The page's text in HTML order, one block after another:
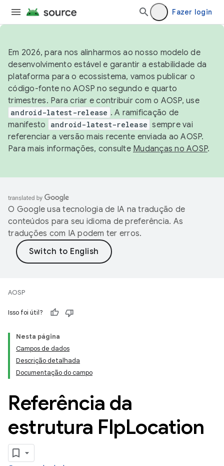
Fazer login
Em 2026, para nos alinharmos ao nosso modelo de
desenvolvimento estável e garantir a estabilidade da
plataforma para o ecossistema, vamos publicar o
código-fonte no AOSP no segundo e quarto
trimestres. Para criar e contribuir com o AOSP, use
android-latest-release . A ramificação de
manifesto
android-latest-release sempre vai
referenciar a versão mais recente enviada ao AOSP.
Para mais informações, consulte Mudanças no AOSP.
O Google usa tecnologia de IA na tradução de
conteúdos para seu idioma de preferência. As
traduções com IA podem ter erros.
AOSP
Isso foi útil?
Nesta página
Campos de dados
Descrição detalhada
Documentação do campo
Referência da
estrutura FlpLocation